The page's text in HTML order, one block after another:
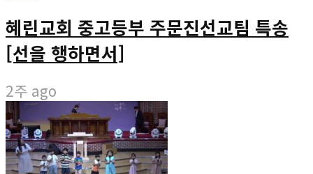
혜린교회 중고등부 주문진선교팀 특송
[선을 행하면서]
2주 ago